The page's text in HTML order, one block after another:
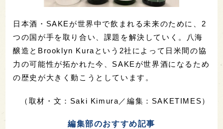
日本酒・SAKEが世界中で飲まれる未来のために、2
つの国が手を取り合い、課題を解決していく。八海
醸造とBrooklyn Kuraという2社によって日米間の協
力の可能性が拓かれた今、SAKEが世界酒になるため
の歴史が大きく動こうとしています。
（取材・文：Saki Kimura／編集：SAKETIMES）
編集部のおすすめ記事